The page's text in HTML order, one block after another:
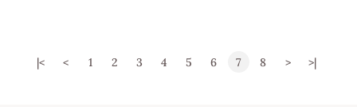
|< < 1 2 3 4 5 6 7 8 > >|